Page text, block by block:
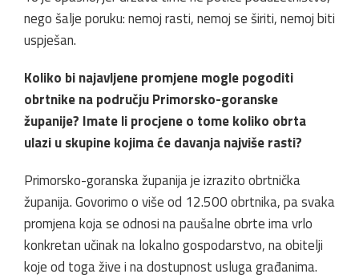
nego šalje poruku: nemoj rasti, nemoj se širiti, nemoj biti
uspješan.
Koliko bi najavljene promjene mogle pogoditi
obrtnike na području Primorsko-goranske
županije? Imate li procjene o tome koliko obrta
ulazi u skupine kojima će davanja najviše rasti?
Primorsko-goranska županija je izrazito obrtnička
županija. Govorimo o više od 12.500 obrtnika, pa svaka
promjena koja se odnosi na paušalne obrte ima vrlo
konkretan učinak na lokalno gospodarstvo, na obitelji
koje od toga žive i na dostupnost usluga građanima.